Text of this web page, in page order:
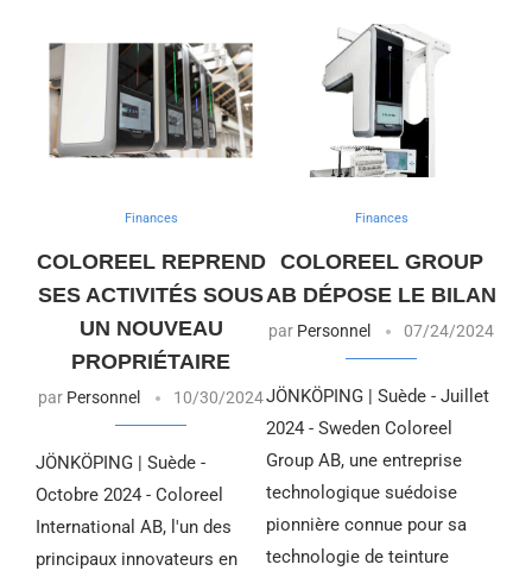
Finances
COLOREEL REPREND
SES ACTIVITÉS SOUS
UN NOUVEAU
PROPRIÉTAIRE
par Personnel 10/30/2024
JÖNKÖPING | Suède -
Octobre 2024 - Coloreel
International AB, l'un des
principaux innovateurs en
Finances
COLOREEL GROUP
AB DÉPOSE LE BILAN
par Personnel 07/24/2024
JÖNKÖPING | Suède - Juillet
2024 - Sweden Coloreel
Group AB, une entreprise
technologique suédoise
pionnière connue pour sa
technologie de teinture